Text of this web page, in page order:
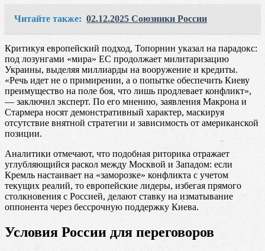
Читайте также: 02.12.2025 Союзники России
Критикуя европейский подход, Топорнин указал на парадокс:
под лозунгами «мира» ЕС продолжает милитаризацию
Украины, выделяя миллиарды на вооружение и кредиты.
«Речь идет не о примирении, а о попытке обеспечить Киеву
преимущество на поле боя, что лишь продлевает конфликт»,
— заключил эксперт. По его мнению, заявления Макрона и
Стармера носят демонстративный характер, маскируя
отсутствие внятной стратегии и зависимость от американской
позиции.
Аналитики отмечают, что подобная риторика отражает
углубляющийся раскол между Москвой и Западом: если
Кремль настаивает на «заморозке» конфликта с учетом
текущих реалий, то европейские лидеры, избегая прямого
столкновения с Россией, делают ставку на изматывание
оппонента через бессрочную поддержку Киева.
Условия России для переговоров